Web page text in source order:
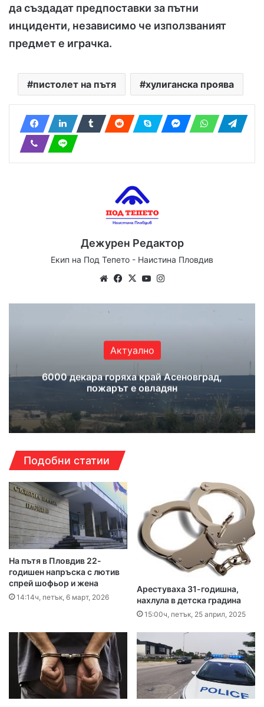
да създадат предпоставки за пътни
инциденти, независимо че използваният
предмет е играчка.
пистолет на пътя хулиганска проява
Дежурен Редактор
Екип на Под Тепето - Наистина Пловдив
WebsiteFacebook
X YouTube
Актуално
6000 декара горяха край Асеновград,
пожарът е овладян
Подобни статии
На пътя в Пловдив 22-
годишен напръска с лютив
спрей шофьор и жена
14:14ч, петък, 6 март, 2026
Арестуваха 31-годишна,
нахлула в детска градина
15:00ч, петък, 25 април, 2025